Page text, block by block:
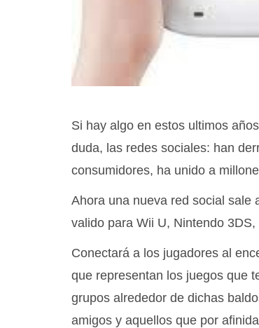
Si hay algo en estos ultimos
duda, las redes sociales: han
consumidores, ha unido a
Ahora una nueva red social sale
valido para Wii U, Nintendo
Conectará a los jugadores al
que representan los juegos que
grupos alrededor de dichas
amigos y aquellos que por